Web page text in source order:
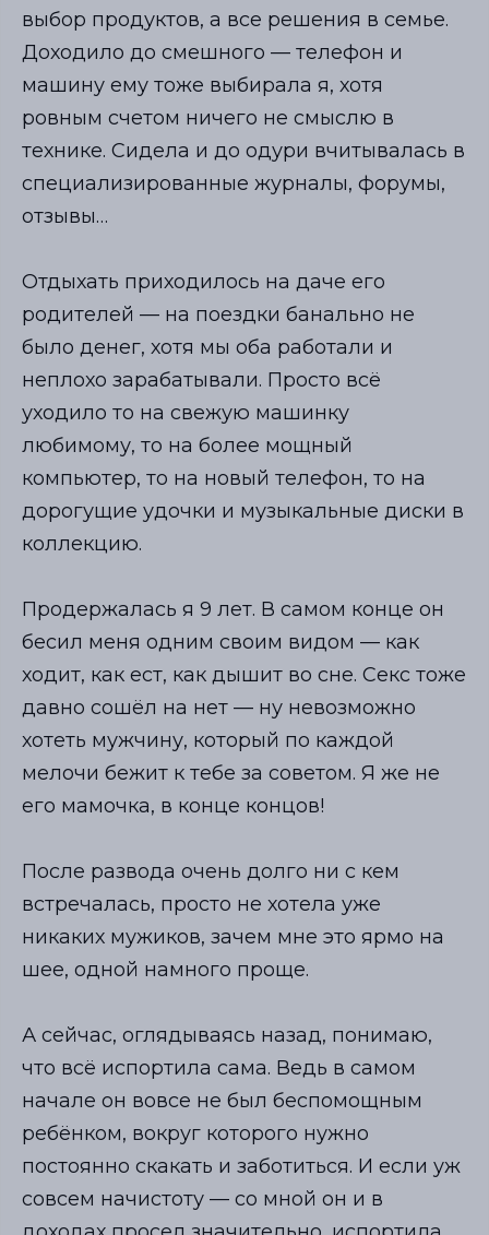
выбор продуктов, а все решения в семье.
Доходило до смешного — телефон и
машину ему тоже выбирала я, хотя
ровным счетом ничего не смыслю в
технике. Сидела и до одури вчитывалась в
специализированные журналы, форумы,
отзывы…
Отдыхать приходилось на даче его
родителей — на поездки банально не
было денег, хотя мы оба работали и
неплохо зарабатывали. Просто всё
уходило то на свежую машинку
любимому, то на более мощный
компьютер, то на новый телефон, то на
дорогущие удочки и музыкальные диски в
коллекцию.
Продержалась я 9 лет. В самом конце он
бесил меня одним своим видом — как
ходит, как ест, как дышит во сне. Ceкс тоже
давно сошёл на нет — ну невозможно
хотеть мужчину, который по каждой
мелочи бежит к тебе за советом. Я же не
его мамочка, в конце концов!
После развода очень долго ни с кем
встречалась, просто не хотела уже
никаких мужиков, зачем мне это ярмо на
шее, одной намного проще.
А сейчас, оглядываясь назад, понимаю,
что всё испортила сама. Ведь в самом
начале он вовсе не был беспомощным
ребёнком, вокруг которого нужно
постоянно скакать и заботиться. И если уж
совсем начистоту — со мной он и в